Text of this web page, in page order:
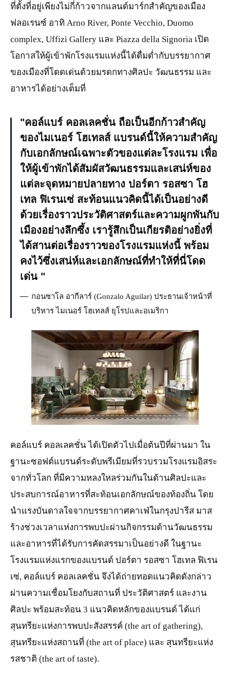
ที่ตั้งที่อยู่เพียงไม่กี่ก้าวจากแลนด์มาร์กสำคัญของเมือง
ฟลอเรนซ์ อาทิ Arno River, Ponte Vecchio, Duomo
complex, Uffizi Gallery และ Piazza della Signoria เปิด
โอกาสให้ผู้เข้าพักโรงแรมแห่งนี้ได้ดื่มด่ำกับบรรยากาศ
ของเมืองที่โดดเด่นด้วยมรดกทางศิลปะ วัฒนธรรม และ
อาหารได้อย่างเต็มที่
คอล์แบร์ คอลเลคชั่น ถือเป็นอีกก้าวสำคัญ
ของไมเนอร์ โฮเทลส์ แบรนด์นี้ให้ความสำคัญ
กับเอกลักษณ์เฉพาะตัวของแต่ละโรงแรม เพื่อ
ให้ผู้เข้าพักได้สัมผัสวัฒนธรรมและเสน่ห์ของ
แต่ละจุดหมายปลายทาง ปอร์ตา รอสซา โฮ
เทล ฟิเรนเซ่ สะท้อนแนวคิดนี้ได้เป็นอย่างดี
ด้วยเรื่องราวประวัติศาสตร์และความผูกพันกับ
เมืองอย่างลึกซึ้ง เรารู้สึกเป็นเกียรติอย่างยิ่งที่
ได้สานต่อเรื่องราวของโรงแรมแห่งนี้ พร้อม
คงไว้ซึ่งเสน่ห์และเอกลักษณ์ที่ทำให้ที่นี่โดด
เด่น
กอนซาโล อากีลาร์ (Gonzalo Aguilar) ประธานเจ้าหน้าที่
บริหาร ไมเนอร์ โฮเทลส์ ยุโรปและอเมริกา
JPG
คอล์แบร์ คอลเลคชั่น ได้เปิดตัวไปเมื่อต้นปีที่ผ่านมา ใน
ฐานะซอฟต์แบรนด์ระดับพรีเมียมที่รวบรวมโรงแรมอิสระ
จากทั่วโลก ที่มีความหลงใหลร่วมกันในด้านศิลปะและ
ประสบการณ์อาหารที่สะท้อนเอกลักษณ์ของท้องถิ่น โดย
นำแรงบันดาลใจจากบรรยากาศคาเฟ่ในกรุงปารีส มาส
ร้างช่วงเวลาแห่งการพบปะผ่านกิจกรรมด้านวัฒนธรรม
และอาหารที่ได้รับการคัดสรรมาเป็นอย่างดี ในฐานะ
โรงแรมแห่งแรกของแบรนด์ ปอร์ตา รอสซา โฮเทล ฟิเรน
เซ่, คอล์แบร์ คอลเลคชั่น จึงได้ถ่ายทอดแนวคิดดังกล่าว
ผ่านความเชื่อมโยงกับสถานที่ ประวัติศาสตร์ และงาน
ศิลปะ พร้อมสะท้อน 3 แนวคิดหลักของแบรนด์ ได้แก่
สุนทรียะแห่งการพบปะสังสรรค์ (the art of gathering),
สุนทรียะแห่งสถานที่ (the art of place) และ สุนทรียะแห่ง
รสชาติ (the art of taste).